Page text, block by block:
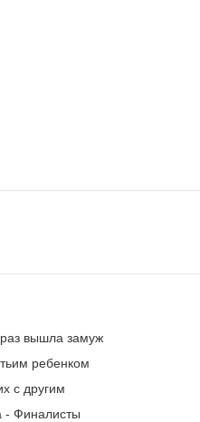
раз вышла замуж
ребенком
с другим
- Финалисты